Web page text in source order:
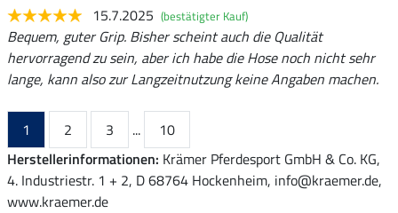
15.7.2025 (bestätigter Kauf)
Bequem, guter Grip. Bisher scheint auch die Qualität
hervorragend zu sein, aber ich habe die Hose noch nicht sehr
lange, kann also zur Langzeitnutzung keine Angaben machen.
1 2 3 ...
10
Herstellerinformationen: Krämer Pferdesport GmbH & Co. KG,
4. Industriestr. 1 + 2, D 68764 Hockenheim, info@kraemer.de,
www.kraemer.de